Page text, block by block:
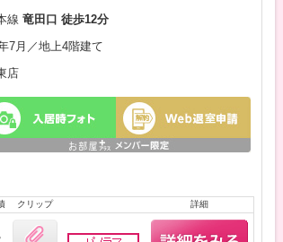
線 竜田口 徒歩12分
7月／地上4階建て
店
クリップ 詳細